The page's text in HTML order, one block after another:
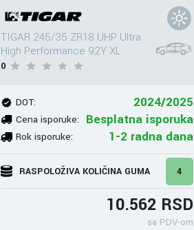
TIGAR 245/35 ZR18 UHP Ultra
High Performance 92Y XL
0
DOT: 2024/2025
Cena isporuke: Besplatna isporuka
Rok isporuke: 1-2 radna dana
RASPOLOŽIVA KOLIČINA GUMA 4
10.562 RSD
sa PDV-om